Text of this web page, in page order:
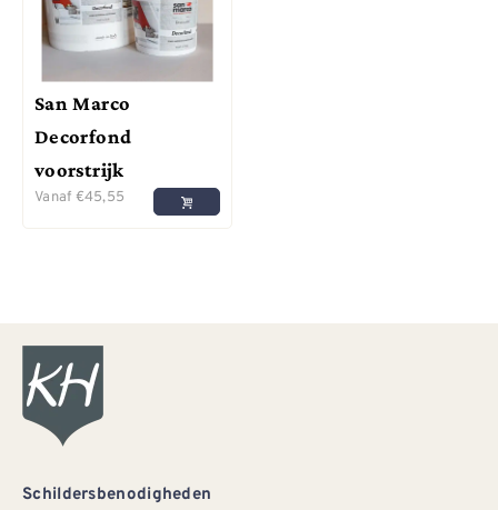
San Marco
Decorfond
voorstrijk
Vanaf €45,55
Schildersbenodigheden